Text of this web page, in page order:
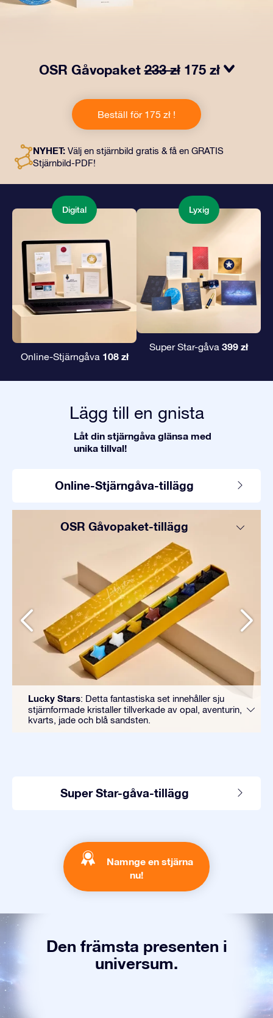
OSR Gåvopaket233 zł 175 zł
gåva ingår ett vackert kuvert och personliga dokument
som skickas till en adress som du väljer, samt digitala
dokument och fri användning av våra appar. Det är ett
kära.
Beställ för 175 zł !
NYHET: Välj en stjärnbild gratis & få en GRATIS
Stjärnbild-PDF!
Digital
Online-Stjärngåva 108 zł
Lyxig
Super Star-gåva 399 zł
Lägg till en gnista
Låt din stjärngåva glänsa med
unika tillval!
Online-Stjärngåva-tillägg
OSR Gåvopaket-tillägg
Lucky Stars: Detta fantastiska set innehåller sju
stjärnformade kristaller tillverkade av opal, aventurin,
kvarts, jade och blå sandsten.
Super Star-gåva-tillägg
Namnge en stjärna
nu!
Den främsta presenten i
universum.